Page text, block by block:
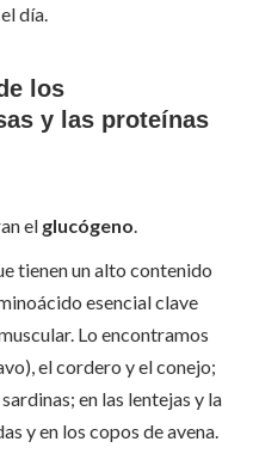
día.
los
y las proteínas
el glucógeno
tienen un alto contenido
esencial clave
Lo encontramos
el cordero y el conejo;
en las lentejas y la
y en los copos de avena.